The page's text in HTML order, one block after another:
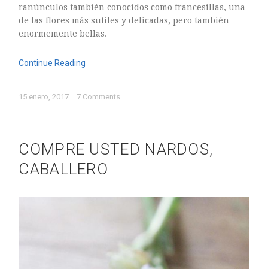
ASTILBE, EL SUEÑO DE UNA NOVIA
Isabel
RANUNCULOS, FRANCESILLAS …
CALA: LA FLOR DEL AGUA
ranúnculos también conocidos como francesillas, una
de las flores más sutiles y delicadas, pero también
enormemente bellas.
Continue Reading
15 enero, 2017 7 Comments
COMPRE USTED NARDOS,
CABALLERO